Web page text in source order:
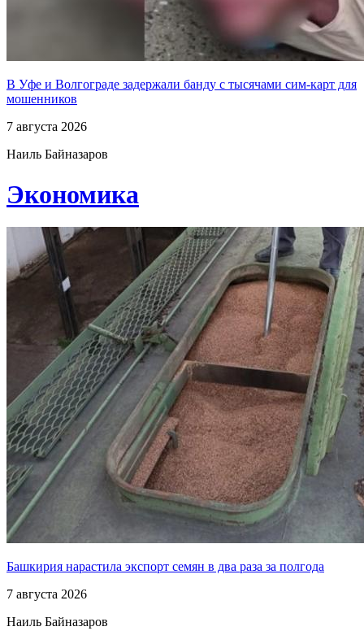
В Уфе и Волгограде задержали банду с тысячами сим-карт для
мошенников
7 августа 2026
Наиль Байназаров
Экономика
Башкирия нарастила экспорт семян в два раза за полгода
7 августа 2026
Наиль Байназаров